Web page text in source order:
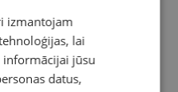
izmantojam
lai
informācijai jūsu
datus,